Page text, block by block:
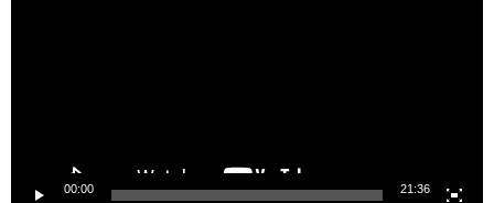
00:00 21:36